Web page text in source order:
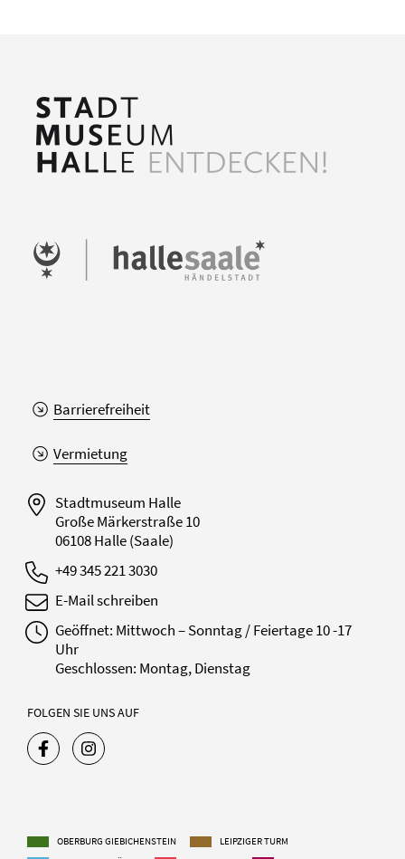
Barrierefreiheit
Vermietung
Stadtmuseum Halle
Große Märkerstraße 10
06108 Halle (Saale)
+49 345 221 3030
E-Mail schreiben
Geöffnet: Mittwoch – Sonntag / Feiertage 10 -17
Uhr
Geschlossen: Montag, Dienstag
FOLGEN SIE UNS AUF
OBERBURG GIEBICHENSTEIN
LEIPZIGER TURM